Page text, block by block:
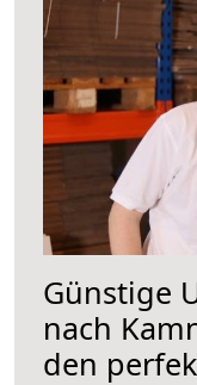
Günstige
nach
den